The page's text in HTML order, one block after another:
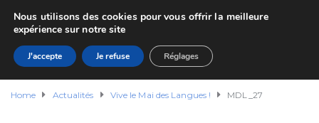
Home Actualités Vive le Mai des Langues ! MDL_27
Nous utilisons des cookies pour vous offrir la meilleure
expérience sur notre site
J'accepte Je refuse Réglages